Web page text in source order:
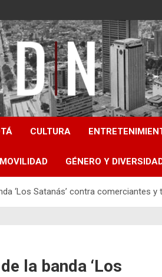
Noticias
CULTURA
MOVILIDAD GÉNERO Y
‘Los Satanás’ contra comerciantes
la banda ‘Los